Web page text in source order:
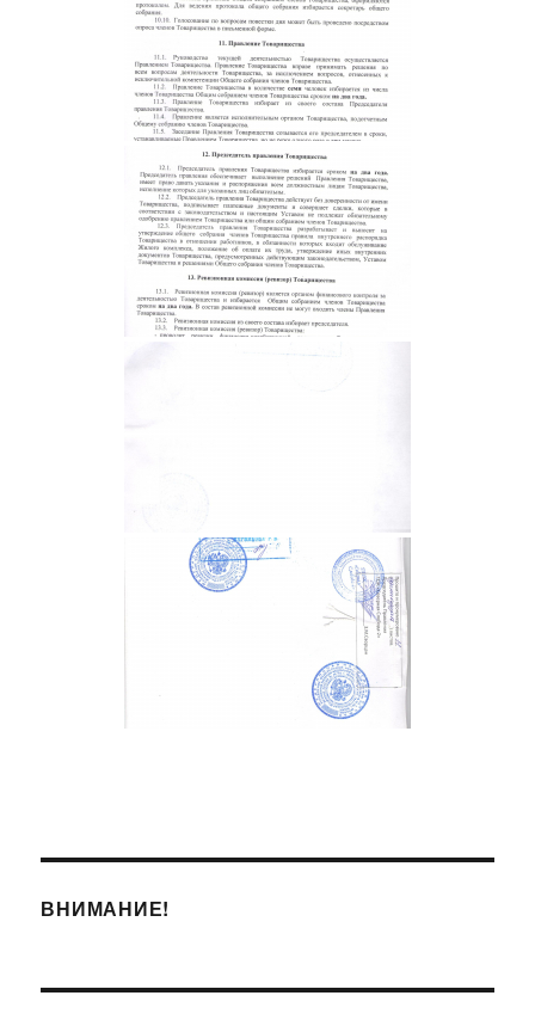
ВНИМАНИЕ!